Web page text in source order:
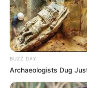
BUZZ DAY
Archaeologists Dug